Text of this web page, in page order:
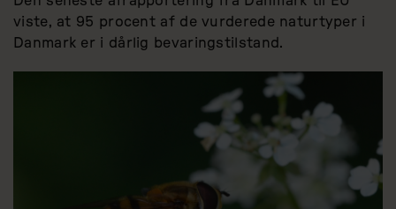
viste, at 95 procent af de vurderede naturtyper i
Danmark er i dårlig bevaringstilstand.